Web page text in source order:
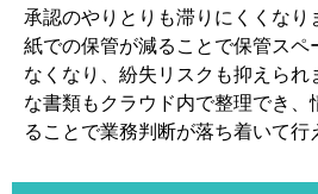
承認のやりとりも滞りにくくなり
紙での保管が減ることで保管スペ
なくなり、紛失リスクも抑えられ
な書類もクラウド内で整理でき、
ることで業務判断が落ち着いて行